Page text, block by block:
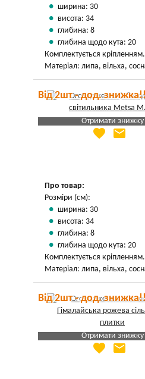
ширина: 30
висота: 34
глибина: 8
глибина щодо кута: 20
Комплектується кріпленням.
Матеріал: липа, вільха,
Від 2шт - дод.
Отримати знижку
Яка Ваша ціна
favorite email
Про товар:
Розміри (см):
ширина: 30
висота: 34
глибина: 8
глибина щодо кута: 20
Комплектується кріпленням.
Матеріал: липа, вільха,
Від 2шт - дод.
Отримати знижку
Яка Ваша ціна
favorite email